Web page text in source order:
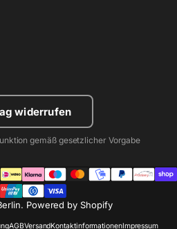
widerrufen
gemäß gesetzlicher Vorgabe
Powered by Shopify
AGBVersandKontaktinformationenImpressum